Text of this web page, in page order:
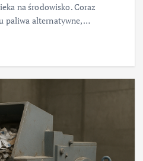
na środowisko. Coraz
paliwa alternatywne,…